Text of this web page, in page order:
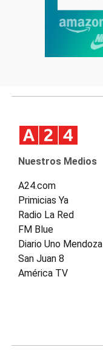
Nuestros Medios
A24.com
Primicias Ya
Radio La Red
FM Blue
Diario Uno Mendoza
San Juan 8
América TV